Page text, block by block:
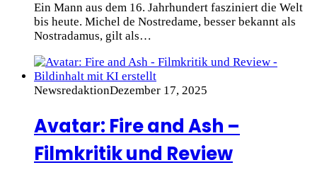
Ein Mann aus dem 16. Jahrhundert fasziniert die Welt
bis heute. Michel de Nostredame, besser bekannt als
Nostradamus, gilt als…
NewsredaktionDezember 17, 2025
Avatar: Fire and Ash –
Filmkritik und Review